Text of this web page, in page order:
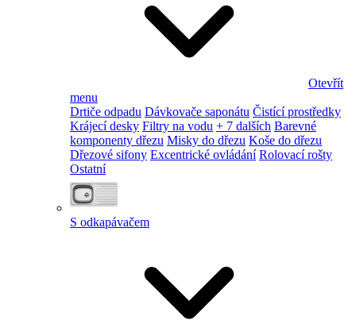
Otevřít
menu
Drtiče odpadu Dávkovače saponátu Čistící prostředky
Krájecí desky Filtry na vodu + 7 dalších Barevné
komponenty dřezu Misky do dřezu Koše do dřezu
Dřezové sifony Excentrické ovládání Rolovací rošty
Ostatní
S odkapávačem